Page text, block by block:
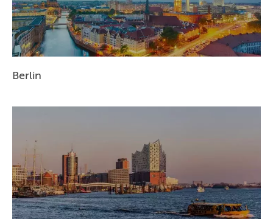
BERLIN
MÜNCHEN
DÜSSELDORF
STUTTGART
ESSEN
HANNOVER
Berlin